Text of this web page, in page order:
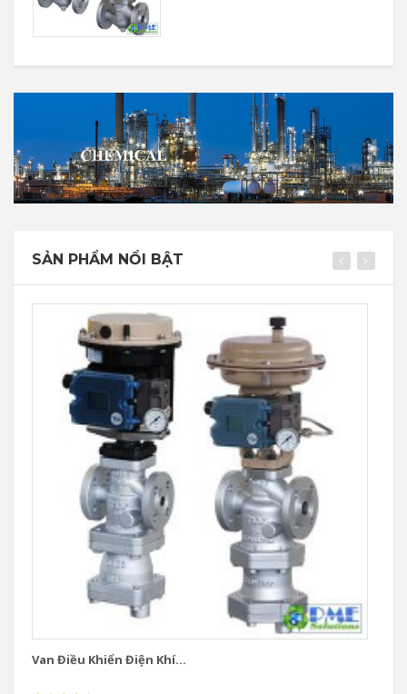
SẢN PHẨM NỔI BẬT
Van Điều Khiển Điện Khí...